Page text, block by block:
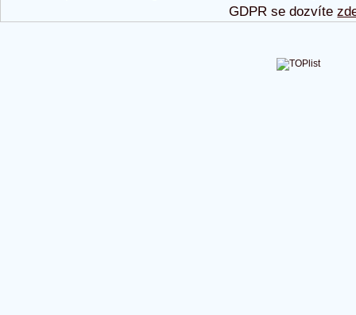
GDPR se dozvíte